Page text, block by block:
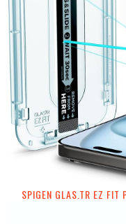
SPIGEN GLAS.TR EZ FIT